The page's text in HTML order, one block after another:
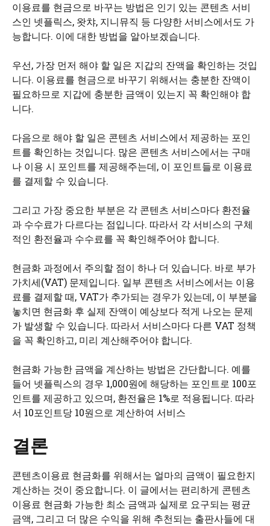
이용료를 현금으로 바꾸는 방법은 인기 있는 콘텐츠 서비
스인 넷플릭스, 왓챠, 지니뮤직 등 다양한 서비스에서도 가
능합니다. 이에 대한 방법을 알아보겠습니다.
우선, 가장 먼저 해야 할 일은 지갑의 잔액을 확인하는 것입
니다. 이용료를 현금으로 바꾸기 위해서는 충분한 잔액이
필요하므로 지갑에 충분한 금액이 있는지 꼭 확인해야 합
니다.
다음으로 해야 할 일은 콘텐츠 서비스에서 제공하는 포인
트를 확인하는 것입니다. 많은 콘텐츠 서비스에서는 구매
나 이용 시 포인트를 제공해주는데, 이 포인트들로 이용료
를 결제할 수 있습니다.
그리고 가장 중요한 부분은 각 콘텐츠 서비스마다 환전율
과 수수료가 다르다는 점입니다. 따라서 각 서비스의 구체
적인 환전율과 수수료를 꼭 확인해주어야 합니다.
현금화 과정에서 주의할 점이 하나 더 있습니다. 바로 부가
가치세(VAT) 문제입니다. 일부 콘텐츠 서비스에서는 이용
료를 결제할 때, VAT가 추가되는 경우가 있는데, 이 부분을
놓치면 현금화 후 실제 잔액이 예상보다 적게 나오는 문제
가 발생할 수 있습니다. 따라서 서비스마다 다른 VAT 정책
을 꼭 확인하고, 미리 계산해주어야 합니다.
현금화 가능한 금액을 계산하는 방법은 간단합니다. 예를
들어 넷플릭스의 경우 1,000원에 해당하는 포인트로 100포
인트를 제공하고 있으며, 환전율은 1%로 적용됩니다. 따라
서 10포인트당 10원으로 계산하여 서비스
결론
콘텐츠이용료 현금화를 위해서는 얼마의 금액이 필요한지
계산하는 것이 중요합니다. 이 글에서는 편리하게 콘텐츠
이용료 현금화 가능한 최소 금액과 실제로 요구되는 평균
금액, 그리고 더 많은 수익을 위해 추천되는 출판사들에 대